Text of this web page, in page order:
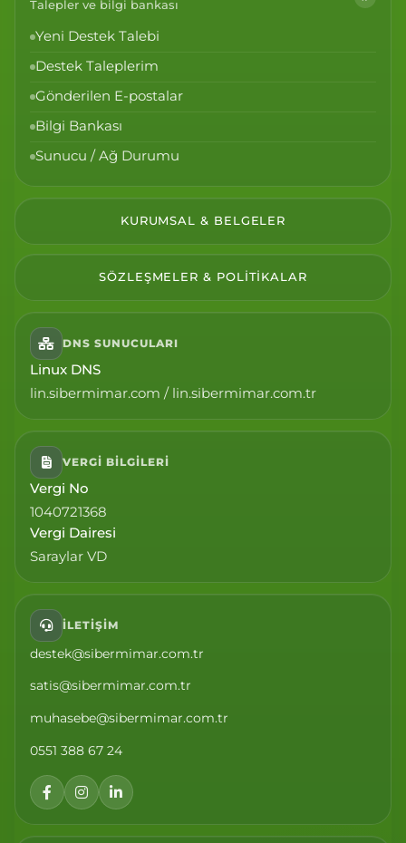
Talepler ve bilgi bankası
Yeni Destek Talebi
Destek Taleplerim
Gönderilen E-postalar
Bilgi Bankası
Sunucu / Ağ Durumu
KURUMSAL & BELGELER
SÖZLEŞMELER & POLITIKALAR
DNS SUNUCULARI
Linux DNS
lin.sibermimar.com / lin.sibermimar.com.tr
VERGI BILGILERI
Vergi No
1040721368
Vergi Dairesi
Saraylar VD
İLETIŞIM
destek@sibermimar.com.tr
satis@sibermimar.com.tr
muhasebe@sibermimar.com.tr
0551 388 67 24